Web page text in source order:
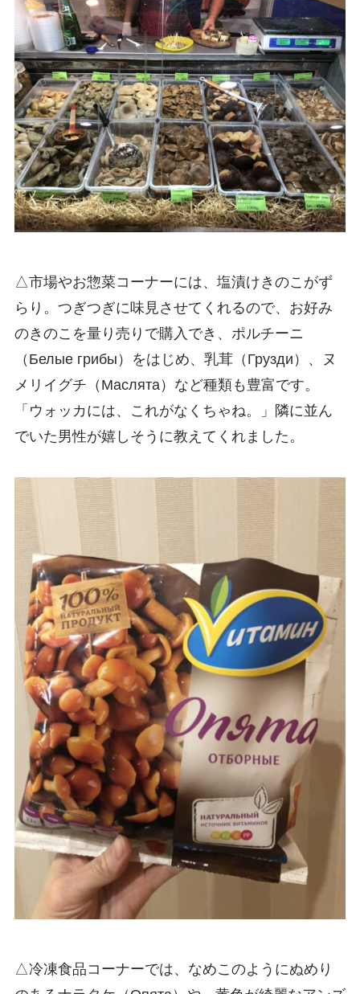
△市場やお惣菜コーナーには、塩漬けきのこがず
らり。つぎつぎに味見させてくれるので、お好み
のきのこを量り売りで購入でき、ポルチーニ
（Белые грибы）をはじめ、乳茸（Грузди）、ヌ
メリイグチ（Маслята）など種類も豊富です。
「ウォッカには、これがなくちゃね。」隣に並ん
でいた男性が嬉しそうに教えてくれました。
△冷凍食品コーナーでは、なめこのようにぬめり